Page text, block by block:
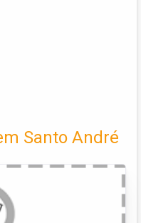
Santo André